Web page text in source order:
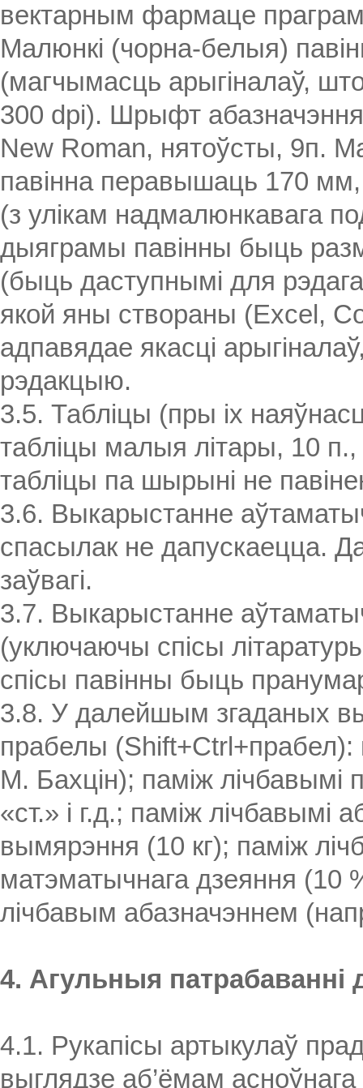
вектарным фармаце
Малюнкі (чорна-белыя)
(магчымасць арыгіналаў,
300 dpi). Шрыфт
New Roman, нятоўсты, 9п.
павінна перавышаць 170
(з улікам надмалюнкавага
дыяграмы павінны быць
(быць даступнымі для
якой яны створаны (Excel,
адпавядае якасці
рэдакцыю.
3.5. Табліцы (пры іх
табліцы малыя літары, 10
табліцы па шырыні не
3.6. Выкарыстанне
спасылак не дапускаецца.
заўвагі.
3.7. Выкарыстанне
(уключаючы спісы
спісы павінны быць
3.8. У далейшым згаданых
прабелы (Shift+Ctrl+прабел):
М. Бахцін); паміж лічбавымі
«ст.» і г.д.; паміж лічбавымі
вымярэння (10 кг); паміж
матэматычнага дзеяння (10
лічбавым абазначэннем
4. Агульныя патрабаванні
4.1. Рукапісы артыкулаў
выглядзе аб’ёмам асноўнага